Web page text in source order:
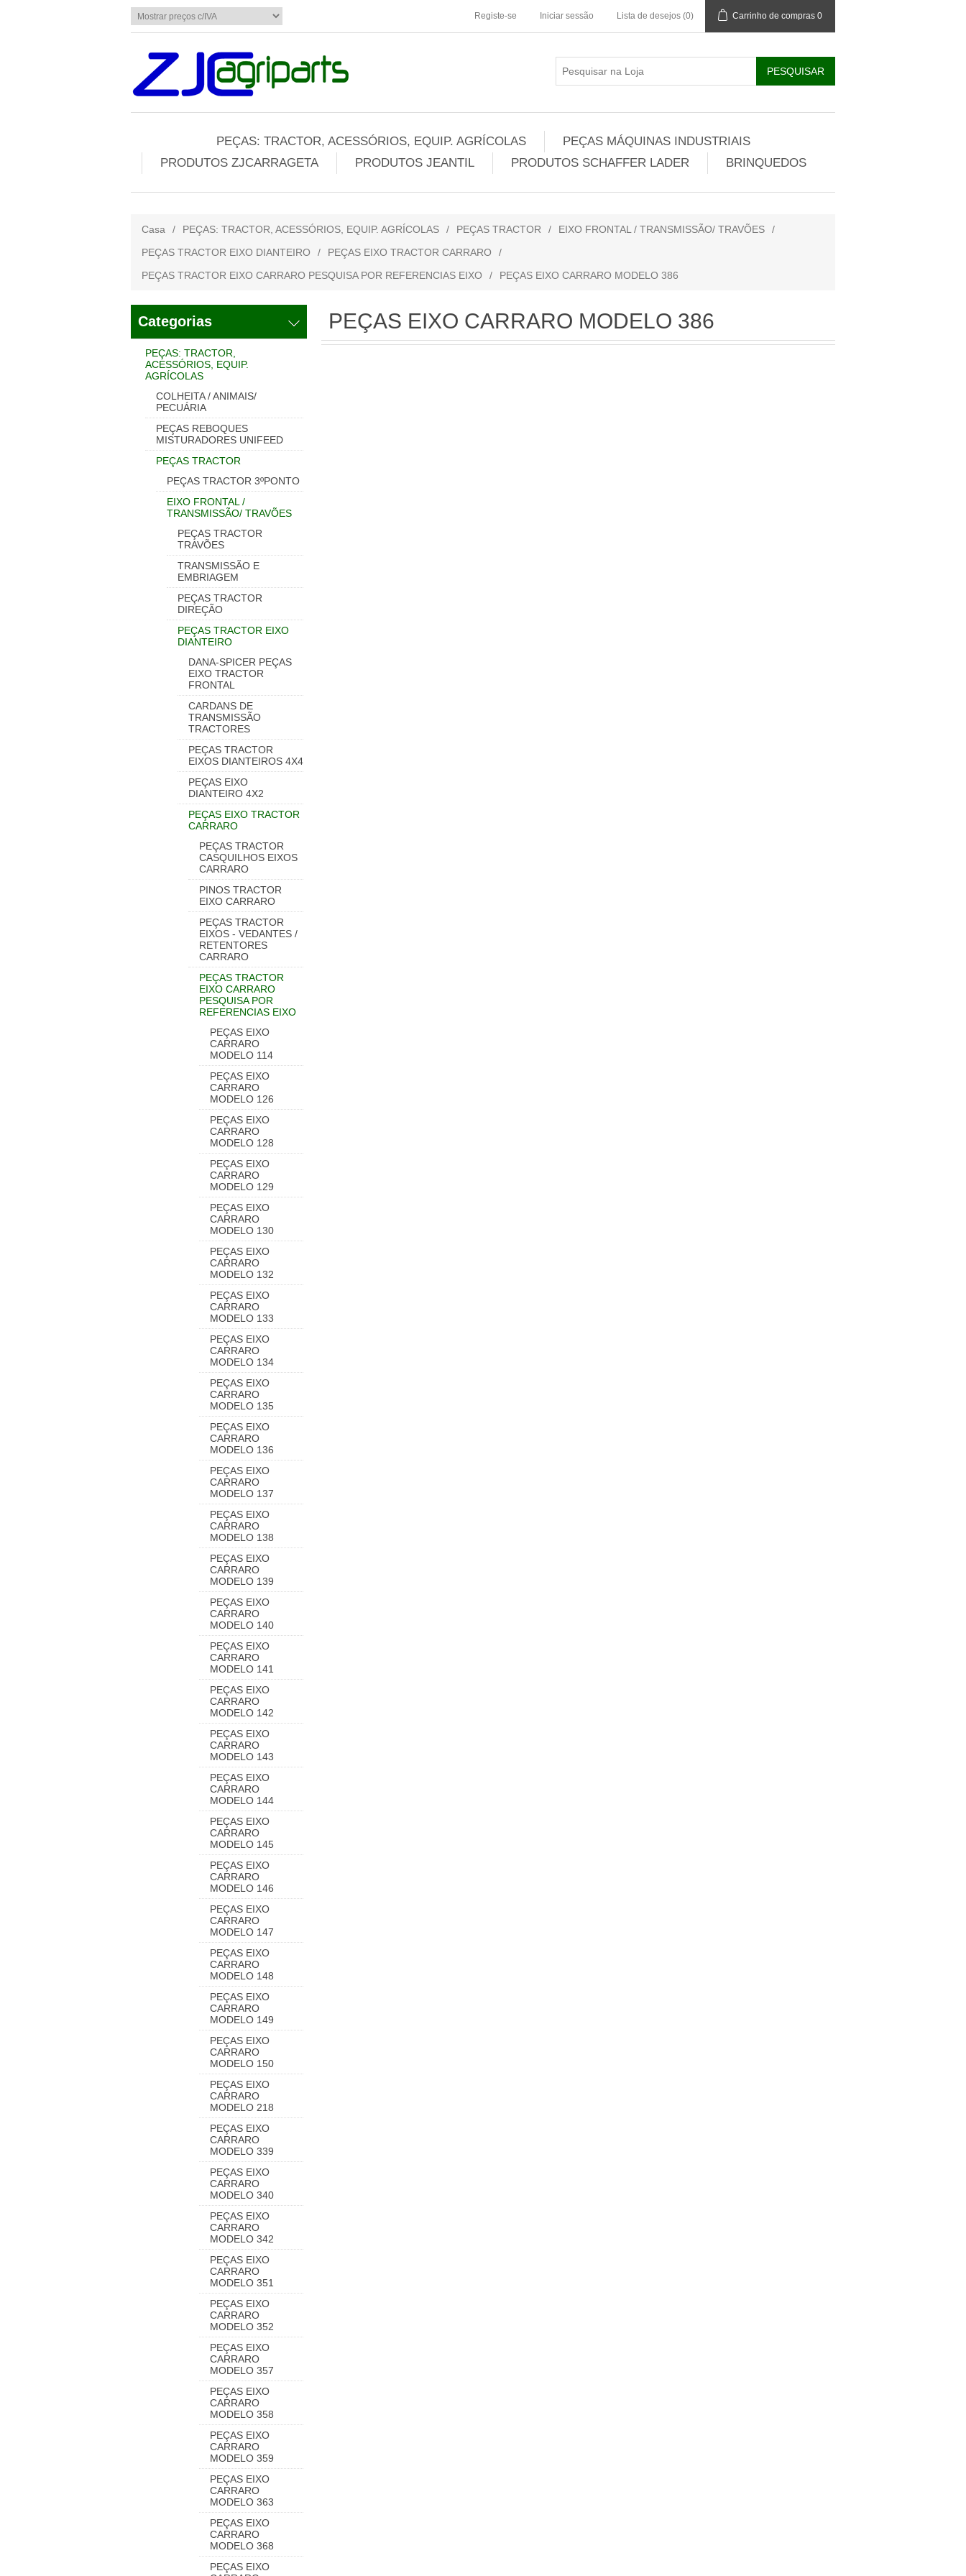
Registe-se Iniciar sessão Lista de desejos (0) Carrinho de compras 0
PEÇAS: TRACTOR, ACESSÓRIOS, EQUIP. AGRÍCOLAS
PEÇAS MÁQUINAS INDUSTRIAIS
PRODUTOS ZJCARRAGETA
PRODUTOS JEANTIL PRODUTOS SCHAFFER LADER BRINQUEDOS
Casa / PEÇAS: TRACTOR, ACESSÓRIOS, EQUIP. AGRÍCOLAS / PEÇAS TRACTOR / EIXO FRONTAL / TRANSMISSÃO/ TRAVÕES
/
PEÇAS TRACTOR EIXO DIANTEIRO
/ PEÇAS EIXO TRACTOR CARRARO
/
PEÇAS TRACTOR EIXO CARRARO PESQUISA POR REFERENCIAS EIXO
/ PEÇAS EIXO CARRARO MODELO 386
Categorias
PEÇAS: TRACTOR,
ACESSÓRIOS, EQUIP.
AGRÍCOLAS
COLHEITA / ANIMAIS/
PECUÁRIA
PEÇAS REBOQUES
MISTURADORES UNIFEED
PEÇAS TRACTOR
PEÇAS TRACTOR 3ºPONTO
EIXO FRONTAL /
TRANSMISSÃO/ TRAVÕES
PEÇAS TRACTOR
TRAVÕES
TRANSMISSÃO E
EMBRIAGEM
PEÇAS TRACTOR
DIREÇÃO
PEÇAS TRACTOR EIXO
DIANTEIRO
DANA-SPICER PEÇAS
EIXO TRACTOR
FRONTAL
CARDANS DE
TRANSMISSÃO
TRACTORES
PEÇAS TRACTOR
EIXOS DIANTEIROS 4X4
PEÇAS EIXO
DIANTEIRO 4X2
PEÇAS EIXO TRACTOR
CARRARO
PEÇAS TRACTOR
CASQUILHOS EIXOS
CARRARO
PINOS TRACTOR
EIXO CARRARO
PEÇAS TRACTOR
EIXOS - VEDANTES /
RETENTORES
CARRARO
PEÇAS TRACTOR
EIXO CARRARO
PESQUISA POR
REFERENCIAS EIXO
PEÇAS EIXO
CARRARO
MODELO 114
PEÇAS EIXO
CARRARO
MODELO 126
PEÇAS EIXO
CARRARO
MODELO 128
PEÇAS EIXO
CARRARO
MODELO 129
PEÇAS EIXO
CARRARO
MODELO 130
PEÇAS EIXO
CARRARO
MODELO 132
PEÇAS EIXO
CARRARO
MODELO 133
PEÇAS EIXO
CARRARO
MODELO 134
PEÇAS EIXO
CARRARO
MODELO 135
PEÇAS EIXO
CARRARO
MODELO 136
PEÇAS EIXO
CARRARO
MODELO 137
PEÇAS EIXO
CARRARO
MODELO 138
PEÇAS EIXO
CARRARO
MODELO 139
PEÇAS EIXO
CARRARO
MODELO 140
PEÇAS EIXO
CARRARO
MODELO 141
PEÇAS EIXO
CARRARO
MODELO 142
PEÇAS EIXO
CARRARO
MODELO 143
PEÇAS EIXO
CARRARO
MODELO 144
PEÇAS EIXO
CARRARO
MODELO 145
PEÇAS EIXO
CARRARO
MODELO 146
PEÇAS EIXO
CARRARO
MODELO 147
PEÇAS EIXO
CARRARO
MODELO 148
PEÇAS EIXO
CARRARO
MODELO 149
PEÇAS EIXO
CARRARO
MODELO 150
PEÇAS EIXO
CARRARO
MODELO 218
PEÇAS EIXO
CARRARO
MODELO 339
PEÇAS EIXO
CARRARO
MODELO 340
PEÇAS EIXO
CARRARO
MODELO 342
PEÇAS EIXO
CARRARO
MODELO 351
PEÇAS EIXO
CARRARO
MODELO 352
PEÇAS EIXO
CARRARO
MODELO 357
PEÇAS EIXO
CARRARO
MODELO 358
PEÇAS EIXO
CARRARO
MODELO 359
PEÇAS EIXO
CARRARO
MODELO 363
PEÇAS EIXO
CARRARO
MODELO 368
PEÇAS EIXO
PEÇAS EIXO CARRARO MODELO 386